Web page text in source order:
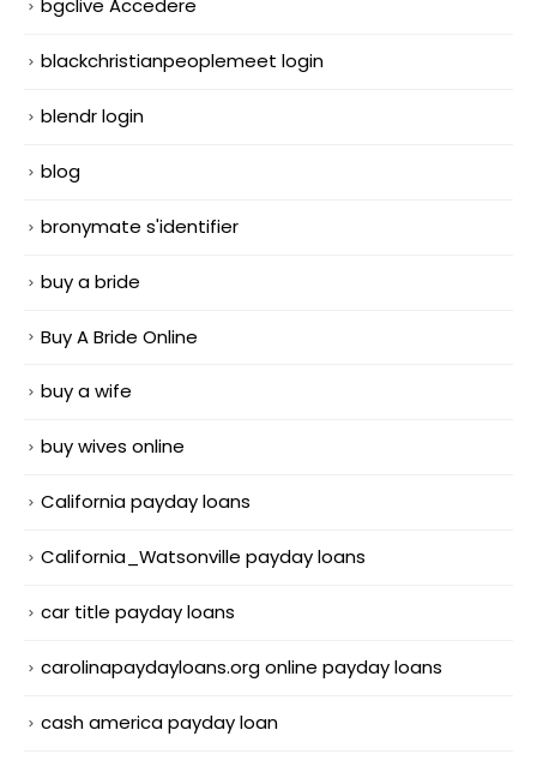
bgclive Accedere
blackchristianpeoplemeet login
blendr login
blog
bronymate s'identifier
buy a bride
Buy A Bride Online
buy a wife
buy wives online
California payday loans
California_Watsonville payday loans
car title payday loans
carolinapaydayloans.org online payday loans
cash america payday loan